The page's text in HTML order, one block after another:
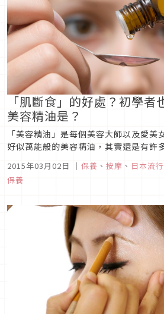
「肌斷食」的好處？初學者
美容精油是？
「美容精油」是每個美容大師以及愛美
好似萬能般的美容精油，其實還是有許
「它什麼都能用！」但是對於沒用過的
講一樣，還是不懂如何使用。像現在還
2015年03月02日 ｜ 保養 、 按摩 、 日本流行
保養